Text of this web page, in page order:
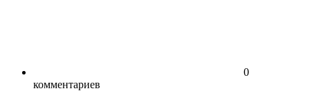
0
комментариев